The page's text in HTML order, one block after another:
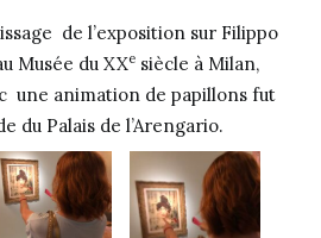
de l’exposition sur Filippo
Musée du XXe siècle à Milan,
une animation de papillons fut
du Palais de l’Arengario.